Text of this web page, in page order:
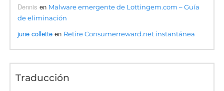
Dennis en Malware emergente de Lottingem.com – Guía
de eliminación
june collette en Retire Consumerreward.net instantánea
Traducción